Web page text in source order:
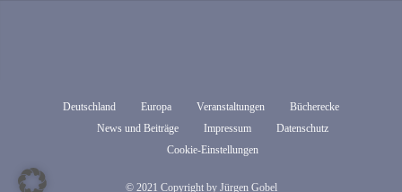
Deutschland Europa Veranstaltungen
Bücherecke
News und Beiträge
Impressum
Datenschutz
Cookie-Einstellungen
© 2021 Copyright by Jürgen Gobel